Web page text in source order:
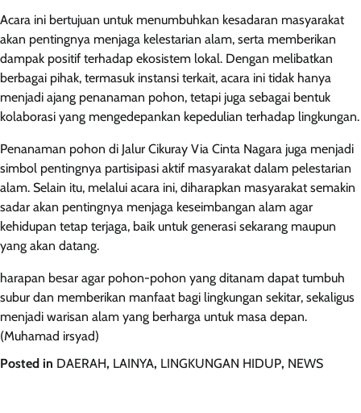
Acara ini bertujuan untuk menumbuhkan kesadaran masyarakat
akan pentingnya menjaga kelestarian alam, serta memberikan
dampak positif terhadap ekosistem lokal. Dengan melibatkan
berbagai pihak, termasuk instansi terkait, acara ini tidak hanya
menjadi ajang penanaman pohon, tetapi juga sebagai bentuk
kolaborasi yang mengedepankan kepedulian terhadap lingkungan.
Penanaman pohon di Jalur Cikuray Via Cinta Nagara juga menjadi
simbol pentingnya partisipasi aktif masyarakat dalam pelestarian
alam. Selain itu, melalui acara ini, diharapkan masyarakat semakin
sadar akan pentingnya menjaga keseimbangan alam agar
kehidupan tetap terjaga, baik untuk generasi sekarang maupun
yang akan datang.
harapan besar agar pohon-pohon yang ditanam dapat tumbuh
subur dan memberikan manfaat bagi lingkungan sekitar, sekaligus
menjadi warisan alam yang berharga untuk masa depan.
(Muhamad irsyad)
Posted in DAERAH, LAINYA, LINGKUNGAN HIDUP, NEWS